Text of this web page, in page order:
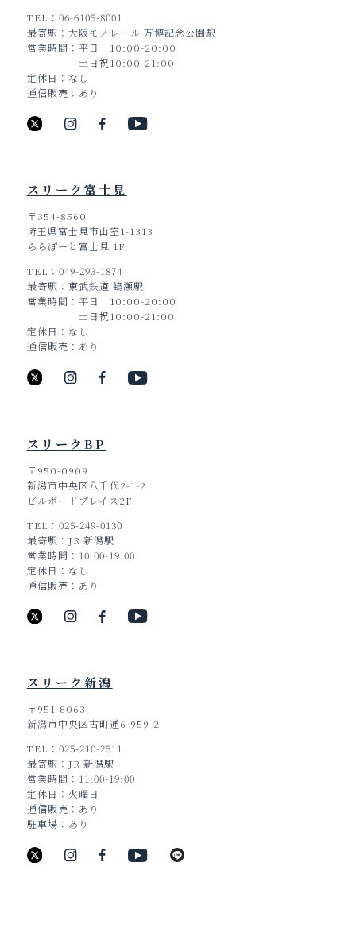
TEL
06-6105-8001
最寄駅
大阪モノレール 万博記念公園駅
営業時間
平日 10:00-20:00
土日祝10:00-21:00
定休日
なし
通信販売
あり
スリーク富士見
〒354-8560
埼玉県富士見市山室1-1313
ららぽーと富士見 1F
TEL
049-293-1874
最寄駅
東武鉄道 鶴瀬駅
営業時間
平日 10:00-20:00
土日祝10:00-21:00
定休日
なし
通信販売
あり
スリークBP
〒950-0909
新潟市中央区八千代2-1-2
ビルボードプレイス2F
TEL
025-249-0130
最寄駅
JR 新潟駅
営業時間
10:00-19:00
定休日
なし
通信販売
あり
スリーク新潟
〒951-8063
新潟市中央区古町通6-959-2
TEL
025-210-2511
最寄駅
JR 新潟駅
営業時間
11:00-19:00
定休日
火曜日
通信販売
あり
駐車場
あり
TEL：025-211-8330